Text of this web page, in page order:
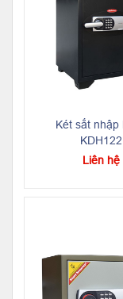
Két sắt nhập
KDH122
Liên hệ